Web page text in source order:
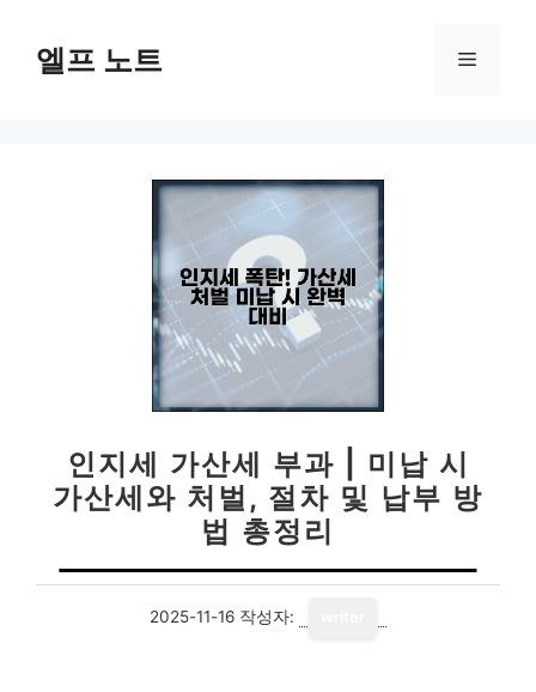
엘프 노트 메
인지세 가산세 부과 | 미납 시
가산세와 처벌, 절차 및 납부 방
법 총정리
2025-11-16 작성자: